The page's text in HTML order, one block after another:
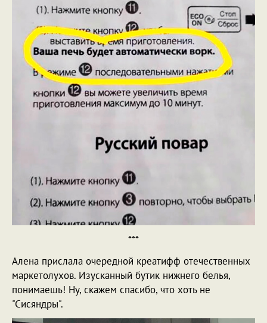
***
Алена прислала очередной креатифф отечественных
маркетолухов. Изусканный бутик нижнего белья,
понимаешь! Ну, скажем спасибо, что хоть не
"Сисяндры".